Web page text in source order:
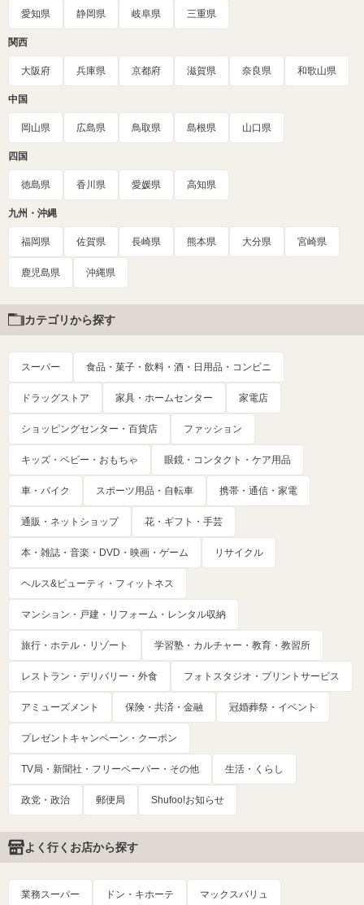
愛知県 静岡県 岐阜県 三重県
関西
大阪府 兵庫県 京都府 滋賀県 奈良県 和歌山県
中国
岡山県 広島県 鳥取県 島根県 山口県
四国
徳島県 香川県 愛媛県 高知県
九州・沖縄
福岡県 佐賀県 長崎県 熊本県 大分県 宮崎県
鹿児島県 沖縄県
カテゴリから探す
スーパー 食品・菓子・飲料・酒・日用品・コンビニ
ドラッグストア 家具・ホームセンター 家電店
ショッピングセンター・百貨店 ファッション
キッズ・ベビー・おもちゃ 眼鏡・コンタクト・ケア用品
車・バイク スポーツ用品・自転車 携帯・通信・家電
通販・ネットショップ 花・ギフト・手芸
本・雑誌・音楽・DVD・映画・ゲーム リサイクル
ヘルス&ビューティ・フィットネス
マンション・戸建・リフォーム・レンタル収納
旅行・ホテル・リゾート 学習塾・カルチャー・教育・教習所
レストラン・デリバリー・外食 フォトスタジオ・プリントサービス
アミューズメント 保険・共済・金融 冠婚葬祭・イベント
プレゼントキャンペーン・クーポン
TV局・新聞社・フリーペーパー・その他 生活・くらし
政党・政治 郵便局 Shufoo!お知らせ
よく行くお店から探す
業務スーパー ドン・キホーテ マックスバリュ